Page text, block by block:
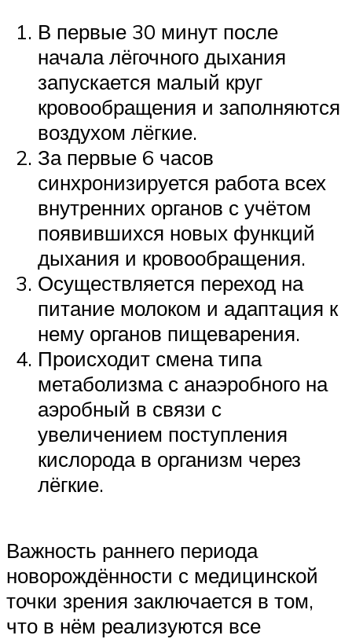
В первые 30 минут после
начала лёгочного дыхания
запускается малый круг
кровообращения и заполняются
воздухом лёгкие.
За первые 6 часов
синхронизируется работа всех
внутренних органов с учётом
появившихся новых функций
дыхания и кровообращения.
Осуществляется переход на
питание молоком и адаптация к
нему органов пищеварения.
Происходит смена типа
метаболизма с анаэробного на
аэробный в связи с
увеличением поступления
кислорода в организм через
лёгкие.
Важность раннего периода
новорождённости с медицинской
точки зрения заключается в том,
что в нём реализуются все